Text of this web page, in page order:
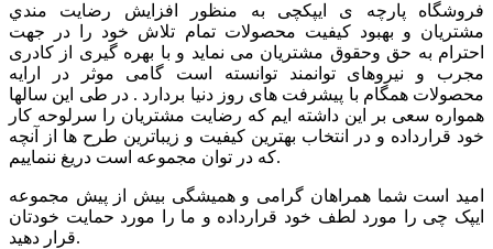
فروشگاه پارچه ی ایپکچی به منظور افزايش رضايت مندي
مشتريان و بهبود کيفيت محصولات تمام تلاش خود را در جهت
احترام به حق وحقوق مشتريان می نماید و با بهره گیری از کادری
مجرب و نیروهای توانمند توانسته است گامی موثر در ارايه
محصولات همگام با پیشرفت های روز دنیا بردارد . در طی این سالها
همواره سعی بر این داشته ایم که رضایت مشتریان را سرلوحه کار
خود قرارداده و در انتخاب بهترین کیفیت و زیباترین طرح ها از آنچه
که در توان مجموعه است دریغ ننماییم.
امید است شما همراهان گرامی و همیشگی بیش از پیش مجموعه
ایپک چی را مورد لطف خود قرارداده و ما را مورد حمایت خودتان
قرار دهید.